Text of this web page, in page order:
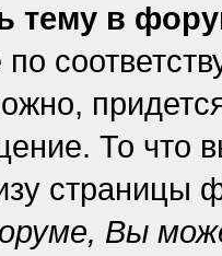
тему в
по
То что
страницы
Вы